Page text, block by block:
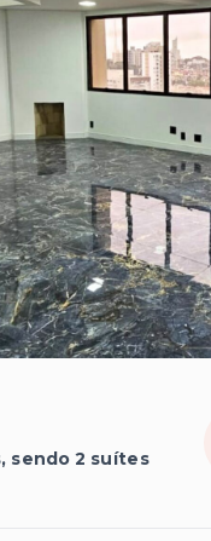
sendo 2 suítes